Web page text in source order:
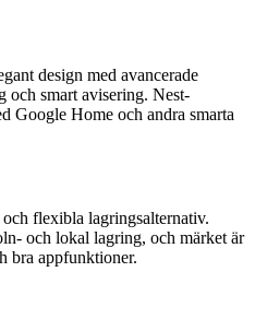
design med avancerade
och smart avisering. Nest-
Google Home och andra smarta
flexibla lagringsalternativ.
och lokal lagring, och märket är
bra appfunktioner.